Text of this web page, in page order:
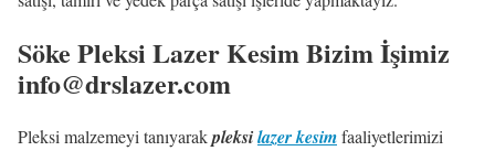
Söke Pleksi Lazer Kesim Bizim İşimiz
info@drslazer.com
Pleksi malzemeyi tanıyarakpleksilazer kesimfaaliyetlerimizi